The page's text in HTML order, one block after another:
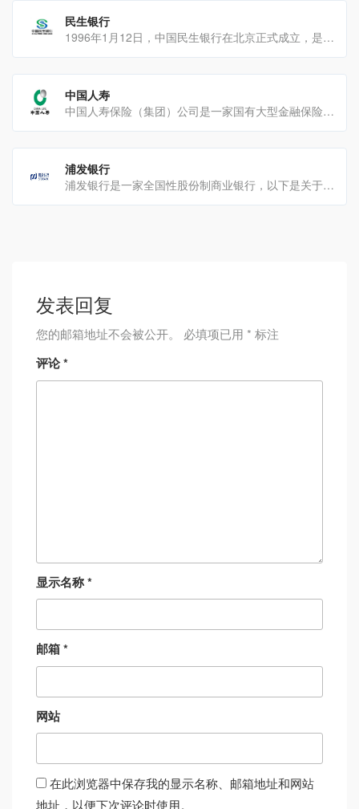
民生银行
1996年1月12日，中国民生银行在北京正式成立，是中国第一家主要由民营企业发起设立的全国性股份制商[…]
中国人寿
中国人寿保险（集团）公司是一家国有大型金融保险企业业务范围保险业务：中国人寿保险股份有限公司作为核心成员，[…]
浦发银行
浦发银行是一家全国性股份制商业银行，以下是关于它的详细介绍：发展历程成立与开业：1992年8月，经中[…]
发表回复
您的邮箱地址不会被公开。 必填项已用 * 标注
评论*
显示名称*
邮箱*
网站
在此浏览器中保存我的显示名称、邮箱地址和网站
地址，以便下次评论时使用。